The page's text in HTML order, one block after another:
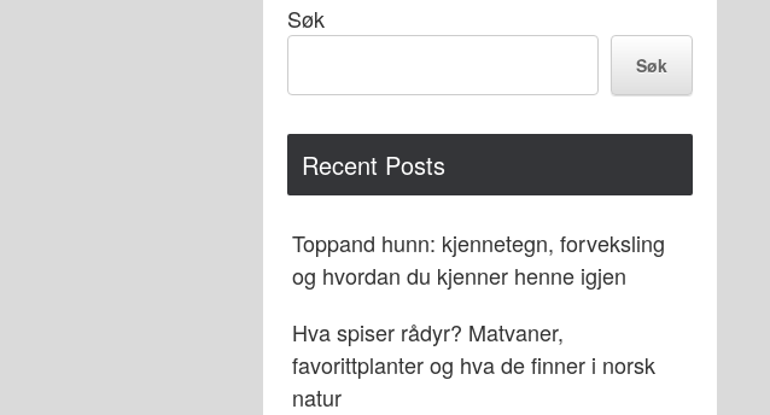
Søk
Søk
Recent Posts
Toppand hunn: kjennetegn, forveksling
og hvordan du kjenner henne igjen
Hva spiser rådyr? Matvaner,
favorittplanter og hva de finner i norsk
natur